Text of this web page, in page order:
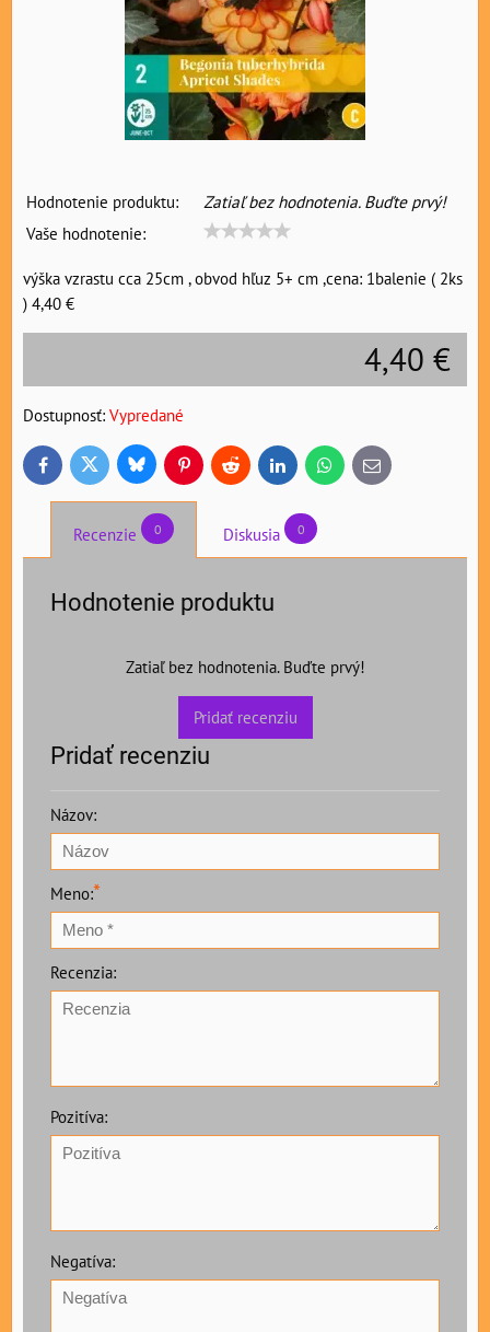
Hodnotenie produktu:
Zatiaľ bez hodnotenia. Buďte prvý!
Vaše hodnotenie:
výška vzrastu cca 25cm , obvod hľuz 5+ cm ,cena: 1balenie ( 2ks
) 4,40 €
4,40 €
Dostupnosť: Vypredané
FacebookTwitter BlueskyPinterestReddit LinkedInWhatsApp
E-
mail
Recenzie 0 Diskusia 0
Hodnotenie produktu
Zatiaľ bez hodnotenia. Buďte prvý!
Pridať recenziu
Pridať recenziu
Názov:
Meno:*
Recenzia:
Pozitíva:
Negatíva: